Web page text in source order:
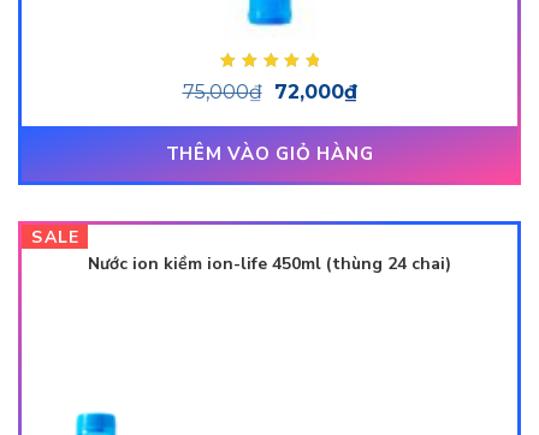
Được xếp hạng
5.005 sao
75,000₫ 72,000₫
THÊM VÀO GIỎ HÀNG
SALE
Nước ion kiềm ion-life 450ml (thùng 24 chai)